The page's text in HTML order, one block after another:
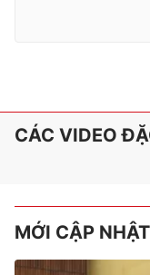
CÁC VIDEO
MỚI CẬP NHẬT